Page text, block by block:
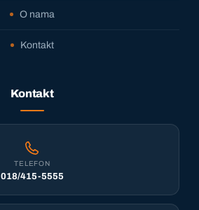
O nama
Kontakt
Kontakt
TELEFON
018/415-5555